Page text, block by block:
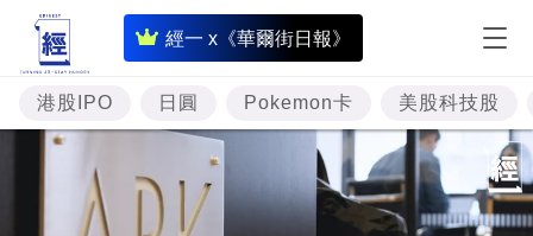
經一 x《華爾街日報》
即
時
財
經
專
題
港股IPO 日圓 Pokemon卡 美股科技股